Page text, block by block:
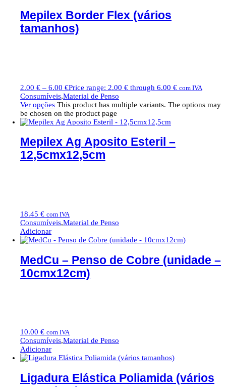
Mepilex Border Flex (vários
tamanhos)
2.00 € – 6.00 €Price range: 2.00 € through 6.00 € com IVA
Consumíveis,Material de Penso
Ver opções This product has multiple variants. The options may
be chosen on the product page
Mepilex Ag Aposito Esteril –
12,5cmx12,5cm
18.45 € com IVA
Consumíveis,Material de Penso
Adicionar
MedCu – Penso de Cobre (unidade –
10cmx12cm)
10.00 € com IVA
Consumíveis,Material de Penso
Adicionar
Ligadura Elástica Poliamida (vários